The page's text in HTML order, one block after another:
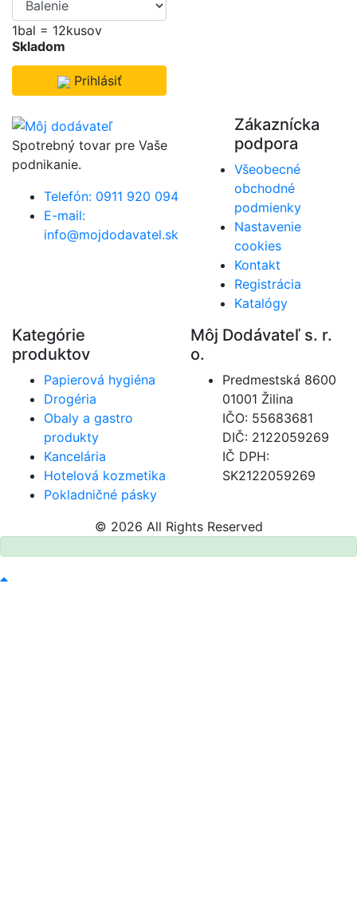
1bal = 12kusov
Skladom
Prihlásiť
Spotrebný tovar pre Vaše
podnikanie.
Telefón: 0911 920 094
E-mail:
info@mojdodavatel.sk
Zákaznícka
podpora
Všeobecné
obchodné
podmienky
Nastavenie
cookies
Kontakt
Registrácia
Katalógy
Kategórie
produktov
Papierová hygiéna
Drogéria
Obaly a gastro
produkty
Kancelária
Hotelová kozmetika
Pokladničné pásky
Môj Dodávateľ s. r.
o.
Predmestská 8600
01001 Žilina
IČO: 55683681
DIČ: 2122059269
IČ DPH:
SK2122059269
© 2026 All Rights Reserved